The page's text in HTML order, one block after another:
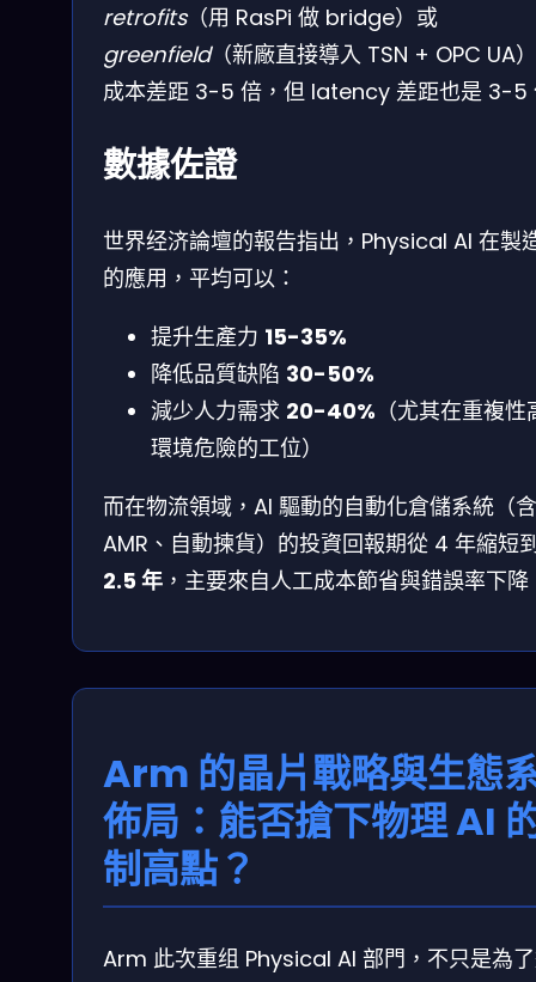
retrofits（用 RasPi 做 bridge）或
greenfield（新廠直接導入 TSN + OPC UA
成本差距 3-5 倍，但 latency 差距也是 3-5
數據佐證
世界经济論壇的報告指出，Physical AI 在製
的應用，平均可以：
提升生產力 15-35%
降低品質缺陷 30-50%
減少人力需求 20-40% （尤其在重複性
環境危險的工位）
而在物流領域，AI 驅動的自動化倉儲系統（含
AMR、自動揀貨）的投資回報期從 4 年縮短
2.5 年 ，主要來自人工成本節省與錯誤率下降
Arm 的晶片戰略與生態
佈局：能否搶下物理 AI
制高點？
Arm 此次重组 Physical AI 部門，不只是為